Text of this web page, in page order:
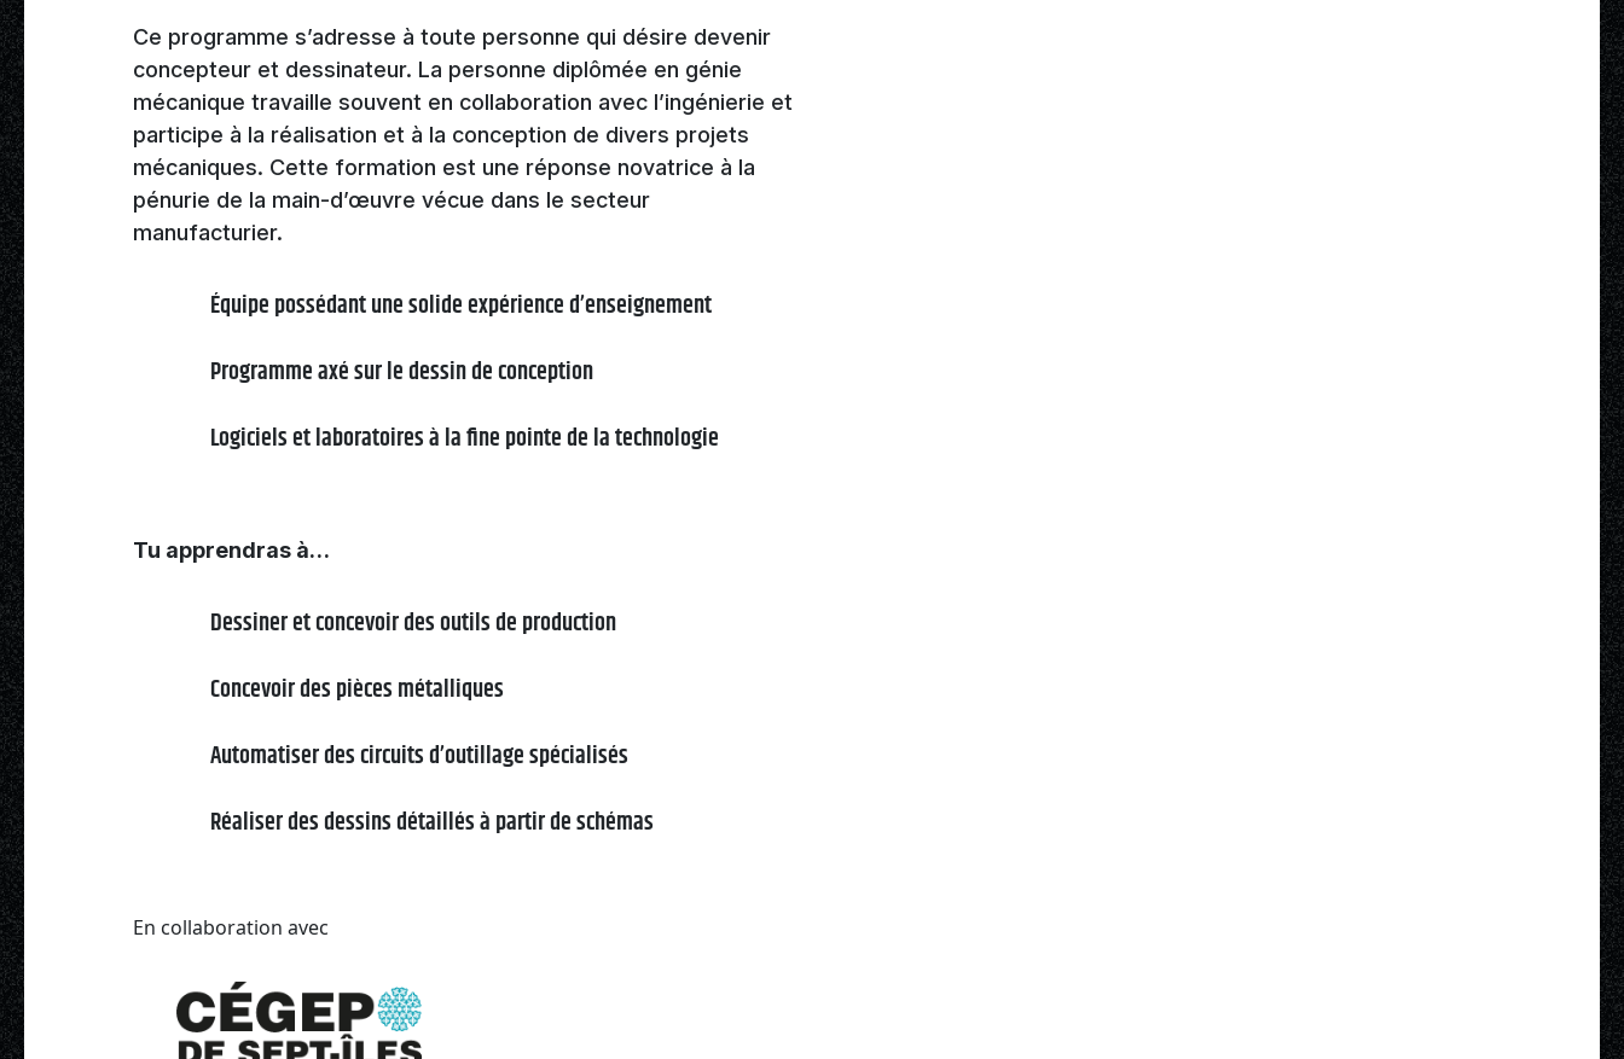
Ce programme s’adresse à toute personne qui désire devenir
concepteur et dessinateur. La personne diplômée en génie
mécanique travaille souvent en collaboration avec l’ingénierie et
participe à la réalisation et à la conception de divers projets
mécaniques. Cette formation est une réponse novatrice à la
pénurie de la main-d’œuvre vécue dans le secteur
manufacturier.
Équipe possédant une solide expérience d’enseignement
Programme axé sur le dessin de conception
Logiciels et laboratoires à la fine pointe de la technologie
Tu apprendras à…
Dessiner et concevoir des outils de production
Concevoir des pièces métalliques
Automatiser des circuits d’outillage spécialisés
Réaliser des dessins détaillés à partir de schémas
En collaboration avec